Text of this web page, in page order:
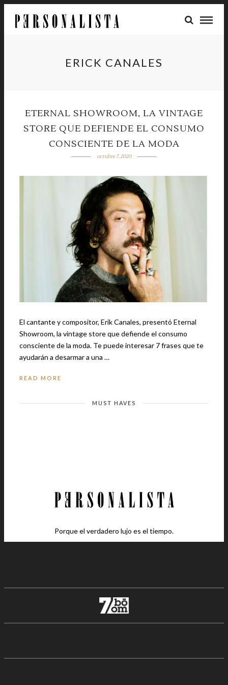
ERICK CANALES
ETERNAL SHOWROOM, LA VINTAGE
STORE QUE DEFIENDE EL CONSUMO
CONSCIENTE DE LA MODA
octubre 7, 2020
El cantante y compositor, Erik Canales, presentó Eternal
Showroom, la vintage store que defiende el consumo
consciente de la moda. Te puede interesar 7 frases que te
ayudarán a desarmar a una …
READ MORE
MUST HAVES
Porque el verdadero lujo es el tiempo.